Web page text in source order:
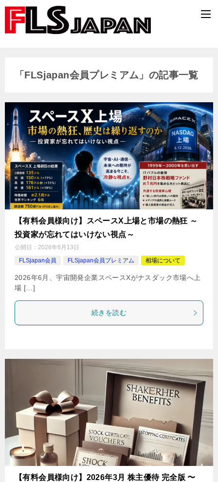
「FLSjapan会員プレミアム」の記事一覧
【有料会員様向け】スペースX上場と市場の熱狂 ～
投資家が忘れてはいけない視点～
公開日： 2026年6月13日
FLSjapan会員
FLSjapan会員プレミアム 相場について
2026年6月、宇宙開発企業スペースXがナスダック市場へ上
場 […]
続きを読む
【有料会員様向け】2026年3月 株主優待 完全版 〜